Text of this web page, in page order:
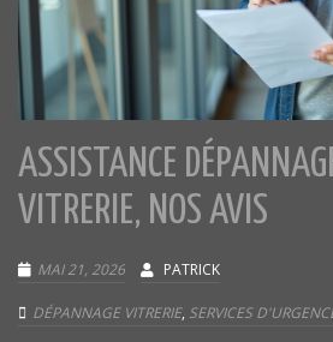
ASSISTANCE
VITRERIE, NOS AVIS
MAI 21, 2026 PATRICK
DÉPANNAGE VITRERIE, SERVICES